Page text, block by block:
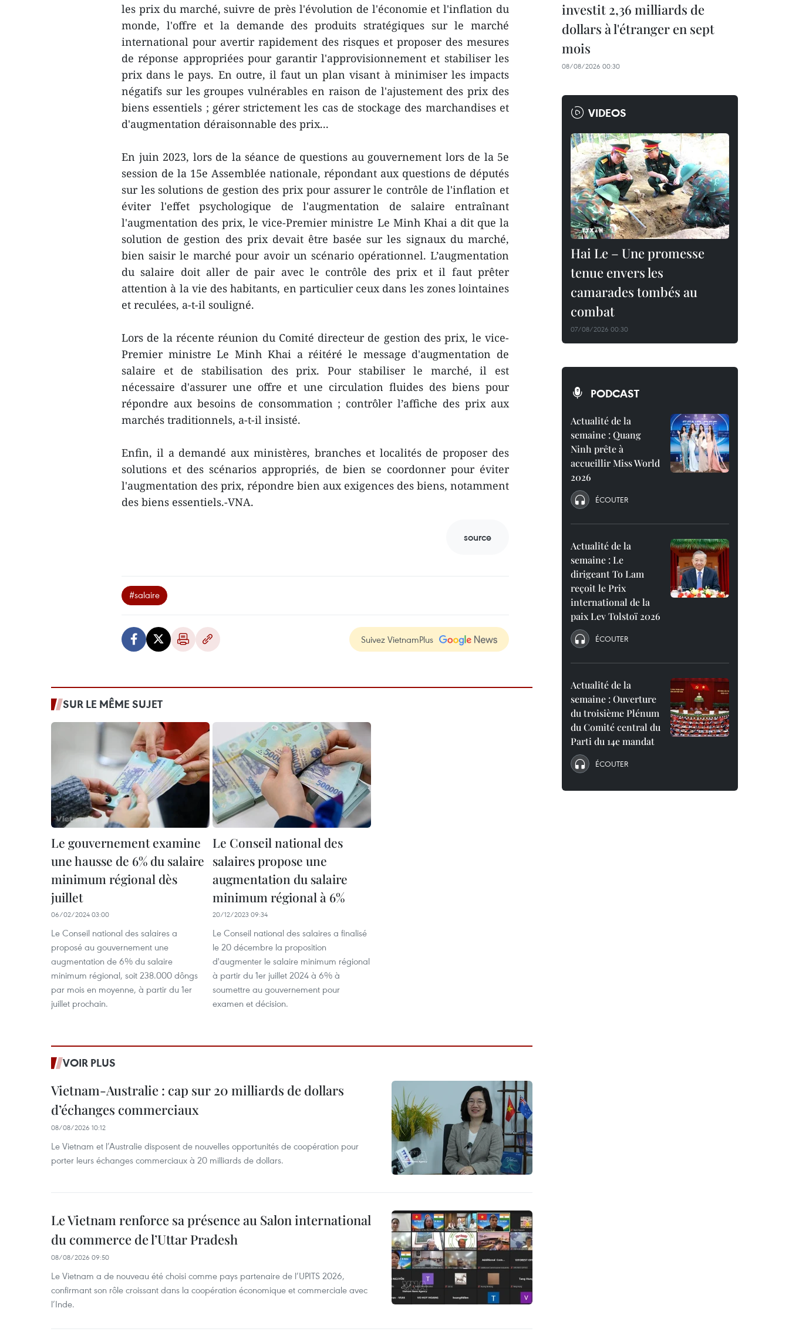
les prix du marché, suivre de près l'évolution de l'économie et l'inflation du
monde, l'offre et la demande des produits stratégiques sur le marché
international pour avertir rapidement des risques et proposer des mesures
de réponse appropriées pour garantir l'approvisionnement et stabiliser les
prix dans le pays. En outre, il faut un plan visant à minimiser les impacts
négatifs sur les groupes vulnérables en raison de l'ajustement des prix des
biens essentiels ; gérer strictement les cas de stockage des marchandises et
d'augmentation déraisonnable des prix...
En juin 2023, lors de la séance de questions au gouvernement lors de la 5e
session de la 15e Assemblée nationale, répondant aux questions de députés
sur les solutions de gestion des prix pour assurer le contrôle de l'inflation et
éviter l'effet psychologique de l'augmentation de salaire entraînant
l'augmentation des prix, le vice-Premier ministre Le Minh Khai a dit que la
solution de gestion des prix devait être basée sur les signaux du marché,
bien saisir le marché pour avoir un scénario opérationnel. L’augmentation
du salaire doit aller de pair avec le contrôle des prix et il faut prêter
attention à la vie des habitants, en particulier ceux dans les zones lointaines
et reculées, a-t-il souligné.
Lors de la récente réunion du Comité directeur de gestion des prix, le vice-
Premier ministre Le Minh Khai a réitéré le message d'augmentation de
salaire et de stabilisation des prix. Pour stabiliser le marché, il est
nécessaire d'assurer une offre et une circulation fluides des biens pour
répondre aux besoins de consommation ; contrôler l’affiche des prix aux
marchés traditionnels, a-t-il insisté.
Enfin, il a demandé aux ministères, branches et localités de proposer des
solutions et des scénarios appropriés, de bien se coordonner pour éviter
l'augmentation des prix, répondre bien aux exigences des biens, notamment
des biens essentiels.-VNA.
source
#salaire
Suivez VietnamPlus
SUR LE MÊME SUJET
Le gouvernement examine
une hausse de 6% du salaire
minimum régional dès
juillet
06/02/2024 03:00
Le Conseil national des salaires a
proposé au gouvernement une
augmentation de 6% du salaire
minimum régional, soit 238.000 dôngs
par mois en moyenne, à partir du 1er
juillet prochain.
Le Conseil national des
salaires propose une
augmentation du salaire
minimum régional à 6%
20/12/2023 09:34
Le Conseil national des salaires a finalisé
le 20 décembre la proposition
d'augmenter le salaire minimum régional
à partir du 1er juillet 2024 à 6% à
soumettre au gouvernement pour
examen et décision.
VOIR PLUS
Vietnam-Australie : cap sur 20 milliards de dollars
d’échanges commerciaux
08/08/2026 10:12
Le Vietnam et l’Australie disposent de nouvelles opportunités de coopération pour
porter leurs échanges commerciaux à 20 milliards de dollars.
Le Vietnam renforce sa présence au Salon international
du commerce de l’Uttar Pradesh
08/08/2026 09:50
Le Vietnam a de nouveau été choisi comme pays partenaire de l’UPITS 2026,
confirmant son rôle croissant dans la coopération économique et commerciale avec
l’Inde.
investit 2,36 milliards de
dollars à l'étranger en sept
mois
08/08/2026 00:30
VIDEOS
Hai Le – Une promesse
tenue envers les
camarades tombés au
combat
07/08/2026 00:30
PODCAST
Actualité de la
semaine : Quang
Ninh prête à
accueillir Miss World
2026
ÉCOUTER
Actualité de la
semaine : Le
dirigeant To Lam
reçoit le Prix
international de la
paix Lev Tolstoï 2026
ÉCOUTER
Actualité de la
semaine : Ouverture
du troisième Plénum
du Comité central du
Parti du 14e mandat
ÉCOUTER